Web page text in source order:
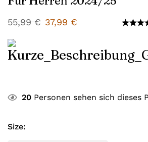
55,99€ 37,99 €
20 Personen sehen sich dieses
Size: